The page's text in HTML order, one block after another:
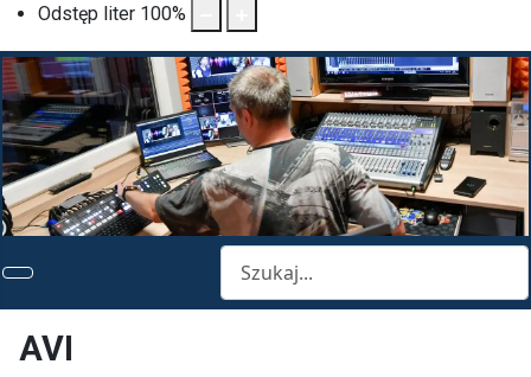
Odstęp liter 100%
Szukaj
AVI